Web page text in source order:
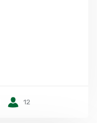
12